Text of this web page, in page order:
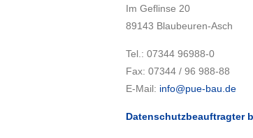
Im Geflinse 20
89143 Blaubeuren-Asch
Tel.: 07344 96988-0
Fax: 07344 / 96 988-88
E-Mail: info@pue-bau.de
Datenschutzbeauftragter